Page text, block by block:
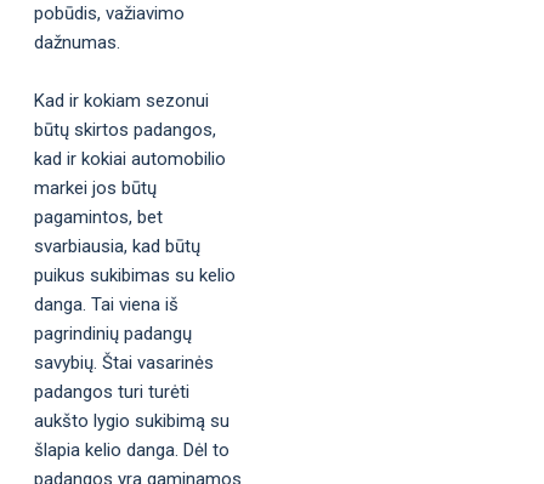
pobūdis, važiavimo
dažnumas.
Kad ir kokiam sezonui
būtų skirtos padangos,
kad ir kokiai automobilio
markei jos būtų
pagamintos, bet
svarbiausia, kad būtų
puikus sukibimas su kelio
danga. Tai viena iš
pagrindinių padangų
savybių. Štai vasarinės
padangos turi turėti
aukšto lygio sukibimą su
šlapia kelio danga. Dėl to
padangos yra gaminamos